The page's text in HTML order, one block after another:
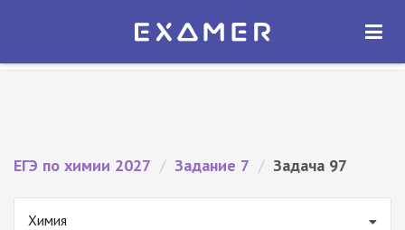
Экзамер — ЕГЭ 2027
ОТКРЫТЬ
ЕГЭ по химии 2027 / Задание 7 / Задача 97
Химия